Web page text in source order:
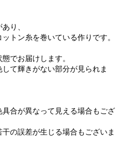
り、
トン糸を巻いている作りです。
でお届けします。
て輝きがない部分が見られま
具合が異なって見える場合もござ
の誤差が生じる場合もございま